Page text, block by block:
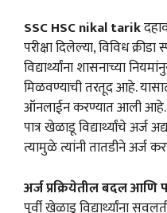
SSC HSC nikal tarik
परीक्षा दिलेल्या, विविध
विद्यार्थ्यांना शासनाच्या
मिळवण्याची तरतूद आहे.
ऑनलाईन करण्यात आली आहे.
पात्र खेळाडू विद्यार्थ्यांचे
त्यामुळे त्यांनी तातडीने
अर्ज प्रक्रियेतील बदल आणि
पूर्वी खेळाडू विद्यार्थ्यांना